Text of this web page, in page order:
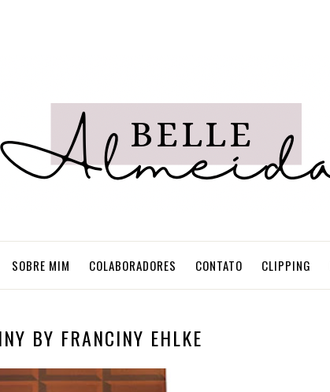
SOBRE MIM COLABORADORES CONTATO CLIPPING
BY FRANCINY EHLKE